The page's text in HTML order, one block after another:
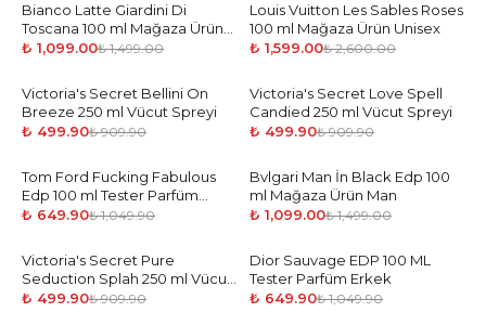
-27%
Bianco Latte Giardini Di
Toscana 100 ml Mağaza Ürün
Unisex
₺ 1,099.00₺ 1,499.00
-39%
Louis Vuitton Les Sables Roses
100 ml Mağaza Ürün Unisex
₺ 1,599.00₺ 2,600.00
-45%
Victoria's Secret Bellini On
Breeze 250 ml Vücut Spreyi
₺ 499.90₺ 909.90
-45%
Victoria's Secret Love Spell
Candied 250 ml Vücut Spreyi
₺ 499.90₺ 909.90
-38%
Tom Ford Fucking Fabulous
Edp 100 ml Tester Parfüm
Unisex
₺ 649.90₺ 1,049.90
-27%
Bvlgari Man İn Black Edp 100
ml Mağaza Ürün Man
₺ 1,099.00₺ 1,499.00
-45%
Victoria's Secret Pure
Seduction Splah 250 ml Vücut
Spreyi
₺ 499.90₺ 909.90
-38%
Dior Sauvage EDP 100 ML
Tester Parfüm Erkek
₺ 649.90₺ 1,049.90